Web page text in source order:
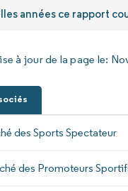
années ce rapport
à jour de la page le:
des Sports Spectateur
des Promoteurs